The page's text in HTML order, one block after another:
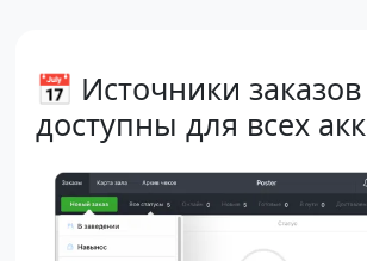
📅 Источники заказов
доступны для всех